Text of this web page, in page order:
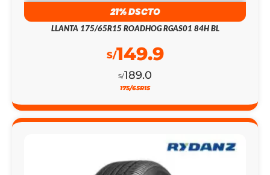
21% DSCTO
LLANTA 175/65R15 ROADHOG RGAS01 84H BL
S/189.0
S/149.9
175/65R15